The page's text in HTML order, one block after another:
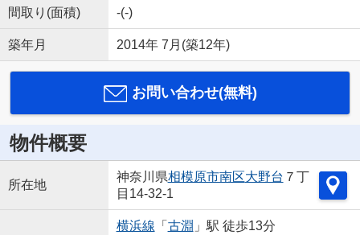
間取り(面積) -(-)
築年月 2014年 7月(築12年)
お問い合わせ(無料)
物件概要
所在地
神奈川県相模原市南区大野台 ７丁
目14-32-1
横浜線 「 古淵 」駅 徒歩13分